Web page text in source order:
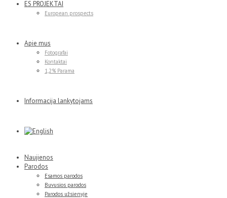
ES PROJEKTAI
European prospects
Apie mus
Fotografai
Kontaktai
1,2% Parama
Informacija lankytojams
Naujienos
Parodos
Esamos parodos
Buvusios parodos
Parodos užsienyje